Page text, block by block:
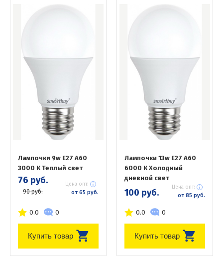
Лампочки 9w E27 А60
3000 К Теплый свет
76 руб.
90 руб.
Цена опт:
от 65 руб.
0.0 0
Купить товар
Лампочки 13w E27 A60
6000 К Холодный
дневной свет
100 руб. Цена опт:
от 85 руб.
0.0 0
Купить товар